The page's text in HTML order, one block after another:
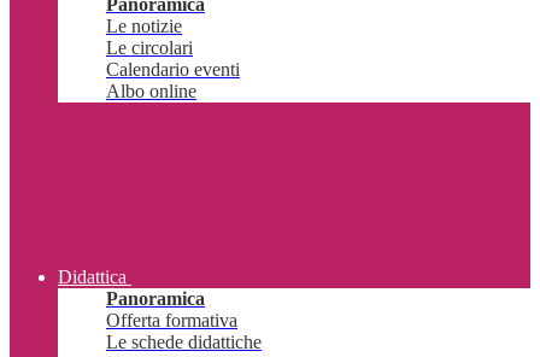
Panoramica
Le notizie
Le circolari
Calendario eventi
Albo online
Didattica
Panoramica
Offerta formativa
Le schede didattiche